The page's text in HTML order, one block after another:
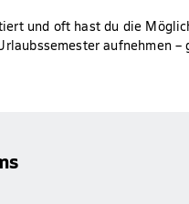
und oft hast du die
aufnehmen –